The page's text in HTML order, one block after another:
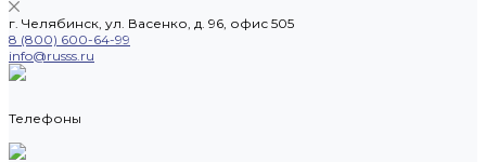
г. Челябинск, ул. Васенко, д. 96, офис 505
8 (800) 600-64-99
info@russs.ru
Телефоны